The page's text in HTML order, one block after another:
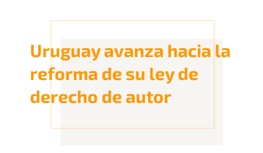
Uruguay avanza hacia la
reforma de su ley de
derecho de autor